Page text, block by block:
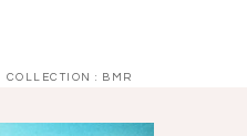
COLLECTION : BMR